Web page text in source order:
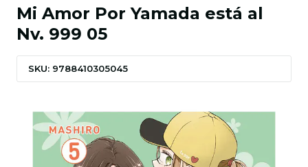
Mi Amor Por Yamada está al
Nv. 999 05
SKU: 9788410305045